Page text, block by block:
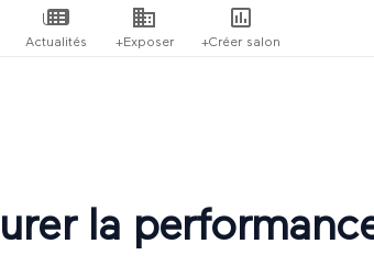
Actualités +Exposer +Créer salon
la